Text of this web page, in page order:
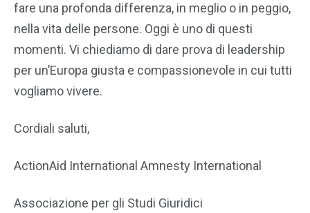
fare una profonda differenza, in meglio o in peggio,
nella vita delle persone. Oggi è uno di questi
momenti. Vi chiediamo di dare prova di leadership
per un’Europa giusta e compassionevole in cui tutti
vogliamo vivere.
Cordiali saluti,
ActionAid International Amnesty International
Associazione per gli Studi Giuridici